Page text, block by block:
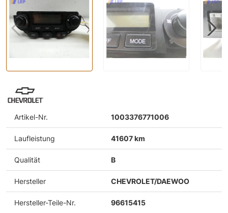
Artikel-Nr. 1003376771006
Laufleistung 41607 km
Qualität B
Hersteller CHEVROLET/DAEWOO
Hersteller-Teile-Nr. 96615415